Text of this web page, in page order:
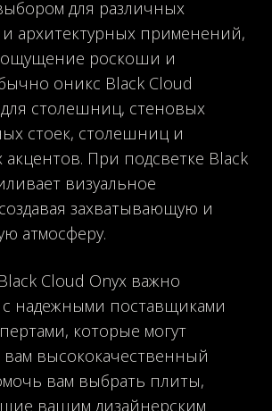
для различных
архитектурных применений,
ощущение роскоши и
оникс Black Cloud
для столешниц, стеновых
стоек, столешниц и
При подсветке Black
визуальное
захватывающую и
атмосферу.
Cloud Onyx важно
с надежными поставщиками
которые могут
вам высококачественный
вам выбрать плиты,
вашим дизайнерским